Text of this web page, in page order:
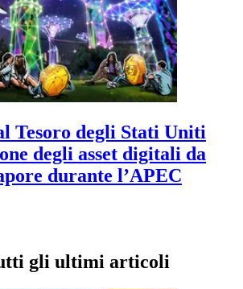
Tesoro degli Stati Uniti
degli asset digitali da
durante l’APEC
gli ultimi articoli